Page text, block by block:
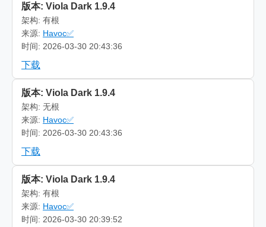
版本: Viola Dark 1.9.4
架构: 有根
来源: Havoc✅
时间: 2026-03-30 20:43:36
下载
版本: Viola Dark 1.9.4
架构: 无根
来源: Havoc✅
时间: 2026-03-30 20:43:36
下载
版本: Viola Dark 1.9.4
架构: 有根
来源: Havoc✅
时间: 2026-03-30 20:39:52